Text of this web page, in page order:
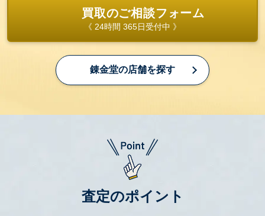
買取のご相談フォーム
《 24時間 365日受付中 》
錬金堂の店舗を探す
査定のポイント